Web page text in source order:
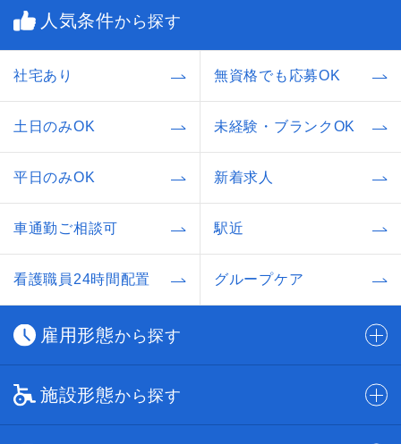
人気条件から探す
社宅あり 無資格でも応募OK
土日のみOK 未経験・ブランクOK
平日のみOK 新着求人
車通勤ご相談可 駅近
看護職員24時間配置 グループケア
雇用形態から探す
施設形態から探す